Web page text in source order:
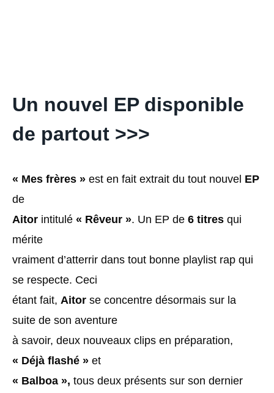
Un nouvel EP disponible
de partout >>>
« Mes frères » est en fait extrait du tout nouvel EP
de
Aitor intitulé « Rêveur ». Un EP de 6 titres qui
mérite
vraiment d’atterrir dans tout bonne playlist rap qui
se respecte. Ceci
étant fait, Aitor se concentre désormais sur la
suite de son aventure
à savoir, deux nouveaux clips en préparation,
« Déjà flashé » et
« Balboa », tous deux présents sur son dernier